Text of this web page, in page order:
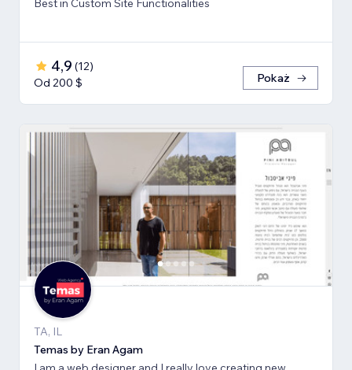
Best in Custom Site Functionalities
4,9 (12)
Od 200 $
Pokaż
TA, IL
Temas by Eran Agam